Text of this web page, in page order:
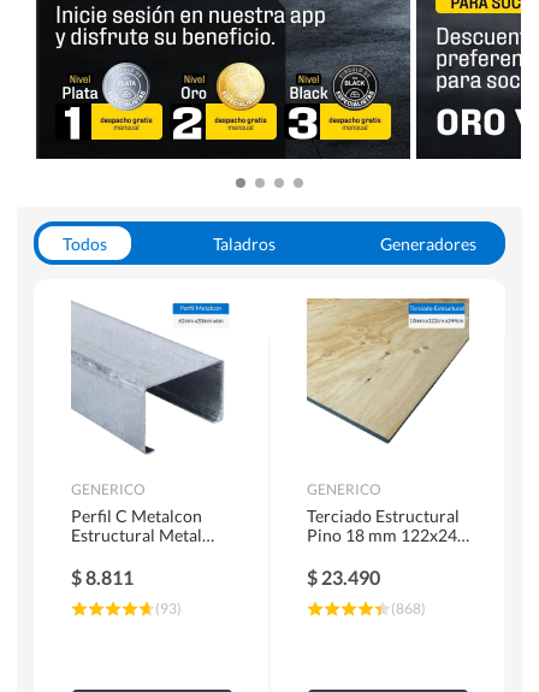
Todos Taladros
Generadores
Herramientas Manuales
Sierras Circulares
GENERICO
Perfil C Metalcon
Estructural Metal
$8.811
(93)
GENERICO
Terciado Estructural
Pino 18 mm 122x244
$ 23.490
(868)